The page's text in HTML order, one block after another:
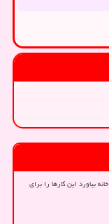
بیاورد این کارها را برای